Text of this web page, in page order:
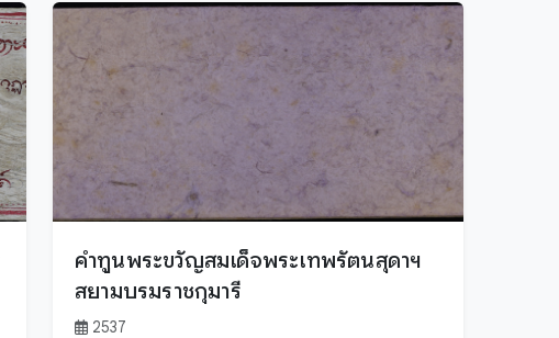
คำทูนพระขวัญสมเด็จพระเทพรัตนสุดาฯ
สยามบรมราชกุมารี
2537